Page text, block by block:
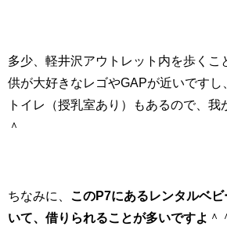
多少、軽井沢アウトレット内を歩くこ
供が大好きなレゴやGAPが近いですし
トイレ（授乳室あり）もあるので、我
＾
ちなみに、 このP7にあるレンタルベ
いて、借りられることが多いですよ ＾